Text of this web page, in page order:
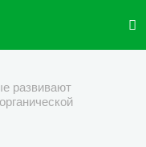
развивают